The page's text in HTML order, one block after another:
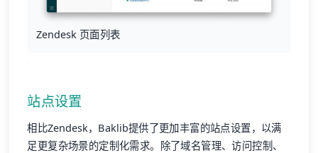
Zendesk 页面列表
站点设置
相比Zendesk，Baklib提供了更加丰富的站点设置，以满
足更复杂场景的定制化需求。除了域名管理、访问控制、